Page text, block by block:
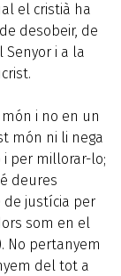
el cristià ha
desobeir, de
i a la
i no en un
món ni li nega
per millorar-lo;
deures
de justícia per
som en el
No pertanyem
del tot a